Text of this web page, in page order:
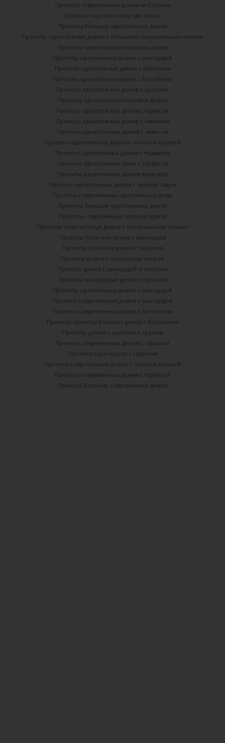
Проекты современных домов на 2 семьи
Проекты таун-хаусов на две семьи
Проекты больших одноэтажных домов
Проекты одноэтажных домов с большими панорамными окнами
Проекты одноэтажных польских домов
Проекты одноэтажных домов с мансардой
Проекты одноэтажных домов с балконом
Проекты одноэтажных домов с бассейном
Проекты одноэтажных домов с цоколем
Проекты одноэтажных гостевых домов
Проекты одноэтажных домов с гаражом
Проекты одноэтажных домов с камином
Проекты одноэтажных домов с навесом
Проекты одноэтажных домов с плоской кровлей
Проекты одноэтажных домов с подвалом
Проекты одноэтажных дома с террасой
Проекты одноэтажных домов верандой
Проекты одноэтажных домов с зимним садом
Проекты современных одноэтажные дома
Проекты больших одноэтажных домов
Проекты современных элитных домов
Проекты современных домов с панорамными окнами
Проекты польских домов с мансардой
Проекты польских домов с гаражом
Проекты домов с цокольным этажом
Проекты домов с мансардой и эркером
Проекты мансардных домов с гаражом
Проекты одноэтажных домов с мансардой
Проекты современных домов с мансардой
Проекты современных домов с бассейном
Проекты проекты больших домов с бассейном
Проекты домов с цоколем и гражом
Проекты современных домов с гаражом
Проекты таун-хаусов с гаражом
Проекты современных домов с плоской крышей
Проекты современных домов с террасой
Проекты больших современных домов